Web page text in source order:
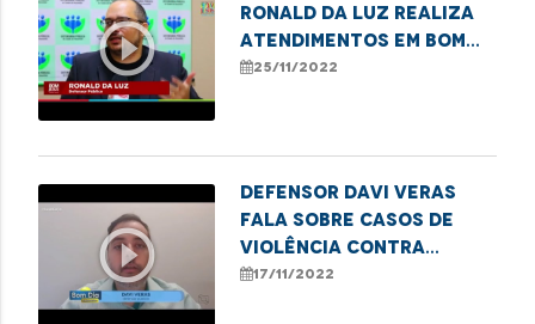
play_circle_outline
Ronald da Luz realiza
atendimentos em Bom
Jesus da Selva - MA
25/11/2022
play_circle_outline
Defensor Davi Veras
fala sobre casos de
violência contra
crianças no MA
17/11/2022